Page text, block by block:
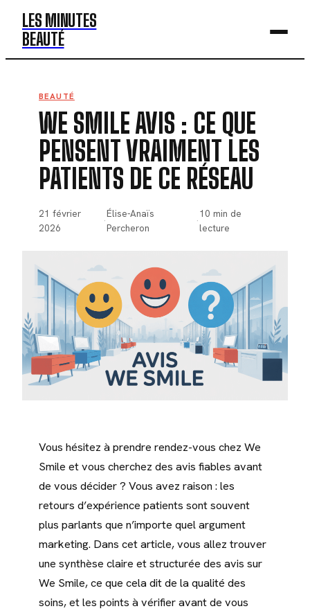
LES MINUTES
BEAUTÉ
MODE
SANTÉ
BIEN-ÊTRE
BEAUTÉ
WE SMILE AVIS : CE QUE
PENSENT VRAIMENT LES
PATIENTS DE CE RÉSEAU
21 février
2026
·
Élise-Anaïs
Percheron
·
10 min de
lecture
Vous hésitez à prendre rendez-vous chez We
Smile et vous cherchez des avis fiables avant
de vous décider ? Vous avez raison : les
retours d’expérience patients sont souvent
plus parlants que n’importe quel argument
marketing. Dans cet article, vous allez trouver
une synthèse claire et structurée des avis sur
We Smile, ce que cela dit de la qualité des
soins, et les points à vérifier avant de vous